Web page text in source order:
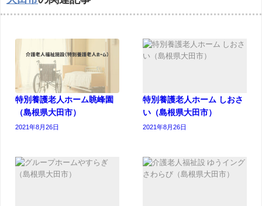
特別養護老人ホーム眺峰園
（島根県大田市）
2021年8月26日
特別養護老人ホーム しおさ
い（島根県大田市）
2021年8月26日